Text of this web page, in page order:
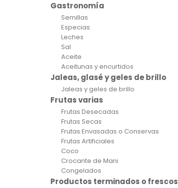
Gastronomía
Semillas
Especias
Leches
Sal
Aceite
Aceitunas y encurtidos
Jaleas, glasé y geles de brillo
Jaleas y geles de brillo
Frutas varias
Frutas Desecadas
Frutas Secas
Frutas Envasadas o Conservas
Frutas Artificiales
Coco
Crocante de Mani
Congelados
Productos terminados o frescos